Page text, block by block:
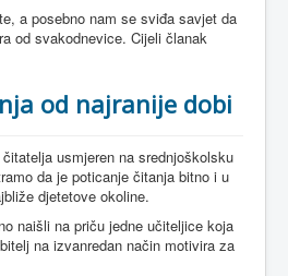
a posebno nam se sviđa savjet da
od svakodnevice. Cijeli članak
od najranije dobi
usmjeren na srednjoškolsku
da je poticanje čitanja bitno i u
djetetove okoline.
naišli na priču jedne učiteljice koja
na izvanredan način motivira za